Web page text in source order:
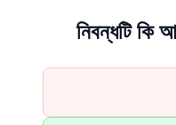
নিবন্ধটি কি